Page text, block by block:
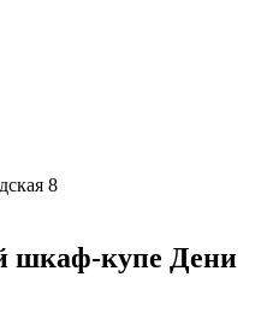
8
шкаф-купе Дени